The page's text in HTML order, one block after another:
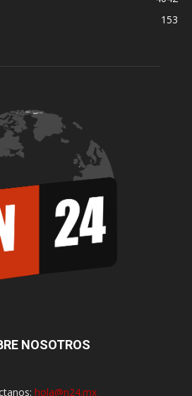
153
NOSOTROS
hola@n24.mx